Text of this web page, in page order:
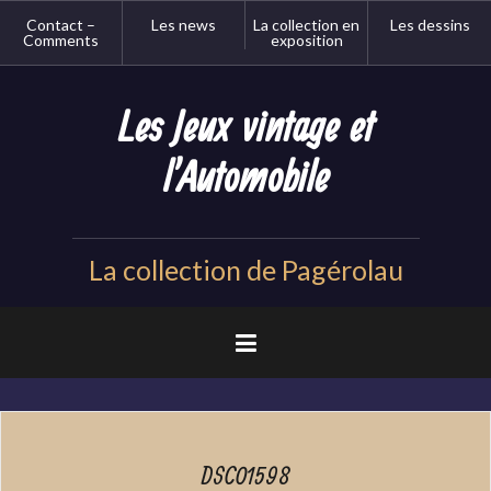
Contact –
Comments
Les news
La collection en
exposition
Les dessins
Les Jeux vintage et
l'Automobile
La collection de Pagérolau
DSC01598